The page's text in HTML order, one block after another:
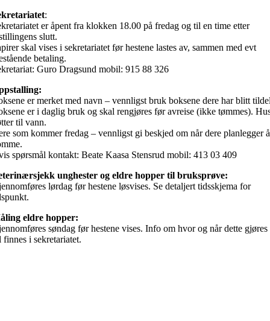
:
er åpent fra klokken 18.00 på fredag og til en time etter
slutt.
skal vises i sekretariatet før hestene lastes av, sammen med evt
betaling.
Guro Dragsund mobil: 915 88 326
er merket med navn – vennligst bruk boksene dere har blitt
er i daglig bruk og skal rengjøres før avreise (ikke tømmes).
til vann.
som kommer fredag – vennligst gi beskjed om når dere planlegger å
spørsmål kontakt: Beate Kaasa Stensrud mobil: 413 03 409
unghester og eldre hopper til bruksprøve:
lørdag før hestene løsvises. Se detaljert tidsskjema for
eldre hopper:
søndag før hestene vises. Info om hvor og når dette gjøres
finnes i sekretariatet.